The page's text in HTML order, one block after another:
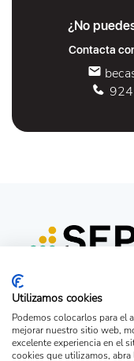
¿No
Contacta
Utilizamos cookies
Podemos colocarlos para el
mejorar nuestro sitio web,
excelente experiencia en el
cookies que utilizamos,